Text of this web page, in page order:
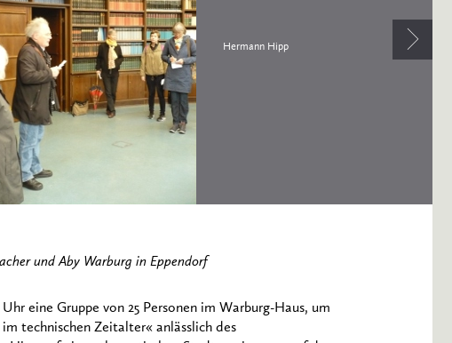
Hermann Hipp
und Aby Warburg in Eppendorf
eine Gruppe von 25 Personen im Warburg-Haus, um
technischen Zeitalter« anlässlich des